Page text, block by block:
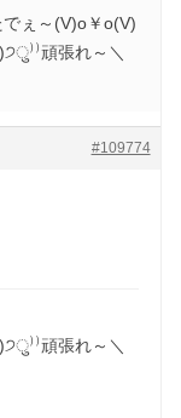
ぇ～(V)o￥o(V)
頑張れ～＼
#109774
頑張れ～＼